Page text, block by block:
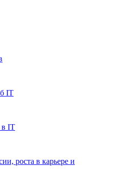
IT
в IT
роста в карьере и